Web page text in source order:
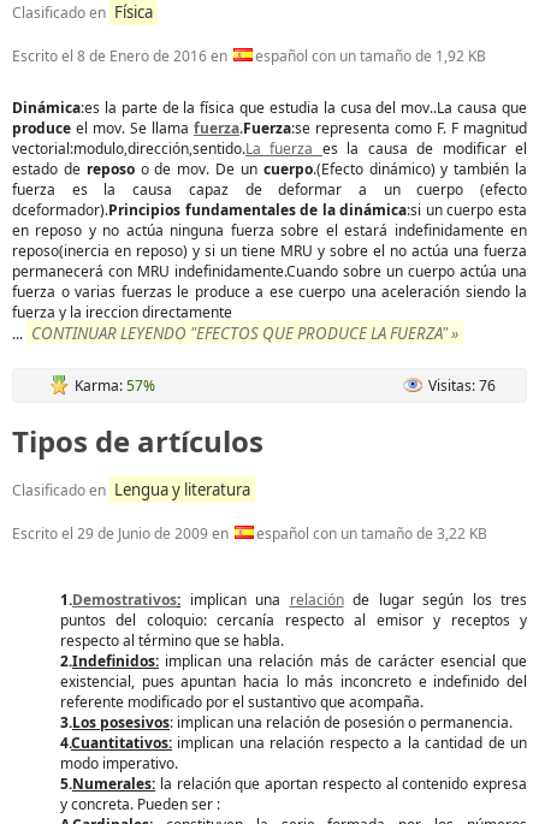
Clasificado en Física
Escrito el 8 de Enero de 2016en español con un tamaño de 1,92 KB
Dinámica:es la parte de la física que estudia la cusa del mov..La causa que
produce el mov. Se llama fuerza.Fuerza:se representa como F. F magnitud
vectorial:modulo,dirección,sentido.La fuerza es la causa de modificar el
estado de reposoo de mov. De un cuerpo.(Efecto dinámico) y también la
fuerza es la causa capaz de deformar a un cuerpo (efecto
dceformador).Principios fundamentales de la dinámica:si un cuerpo esta
en reposo y no actúa ninguna fuerza sobre el estará indefinidamente en
reposo(inercia en reposo) y si un tiene MRU y sobre el no actúa una fuerza
permanecerá con MRU indefinidamente.Cuando sobre un cuerpo actúa una
fuerza o varias fuerzas le produce a ese cuerpo una aceleración siendo la
fuerza y la ireccion directamente
... CONTINUAR LEYENDO "EFECTOS QUE PRODUCE LA FUERZA" »
Karma:57% Visitas: 76
Tipos de artículos
Clasificado en Lengua y literatura
Escrito el 29 de Junio de 2009en español con un tamaño de 3,22 KB
1.Demostrativos: implican una relaciónde lugar según los tres
puntos del coloquio: cercanía respecto al emisor y receptos y
respecto al término que se habla.
2.Indefinidos: implican una relación más de carácter esencial que
existencial, pues apuntan hacia lo más inconcreto e indefinido del
referente modificado por el sustantivo que acompaña.
3.Los posesivos: implican una relación de posesión o permanencia.
4.Cuantitativos: implican una relación respecto a la cantidad de un
modo imperativo.
5.Numerales: la relación que aportan respecto al contenido expresa
y concreta. Pueden ser :